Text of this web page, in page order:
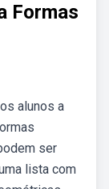
Formas
alunos a
ser
lista com